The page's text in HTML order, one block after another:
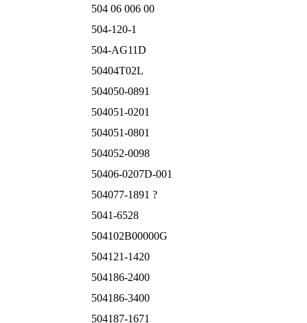
504 06 006 00
504-120-1
504-AG11D
50404T02L
504050-0891
504051-0201
504051-0801
504052-0098
50406-0207D-001
504077-1891 ?
5041-6528
504102B00000G
504121-1420
504186-2400
504186-3400
504187-1671